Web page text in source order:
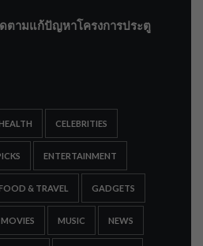
ตามแก้ปัญหาโครงการประตู
CELEBRITIES
ENTERTAINMENT
& TRAVEL GADGETS
MOVIES MUSIC NEWS